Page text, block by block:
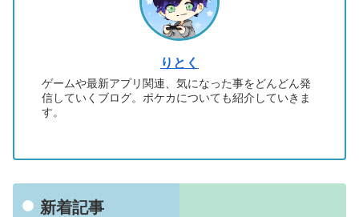
りとく
ゲームや最新アプリ関連、気になった事をどんどん発
信していくブログ。ポケカについても紹介していきま
す。
新着記事